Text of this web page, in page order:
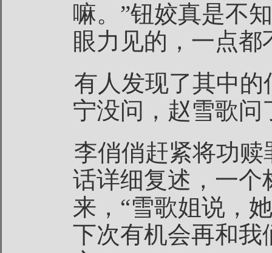
嘛。”钮姣真是不
眼力见的，一点
有人发现了其中的
宁没问，赵雪歌问
李俏俏赶紧将功
话详细复述，一个
来，“雪歌姐说，
下次有机会再和我